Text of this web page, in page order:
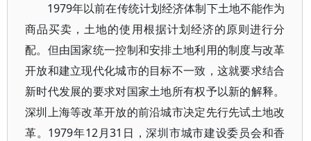
1979年以前在传统计划经济体制下土地不能作为
商品买卖，土地的使用根据计划经济的原则进行分
配。但由国家统一控制和安排土地利用的制度与改革
开放和建立现代化城市的目标不一致，这就要求结合
新时代发展的要求对国家土地所有权予以新的解释。
深圳上海等改革开放的前沿城市决定先行先试土地改
革。1979年12月31日，深圳市城市建设委员会和香